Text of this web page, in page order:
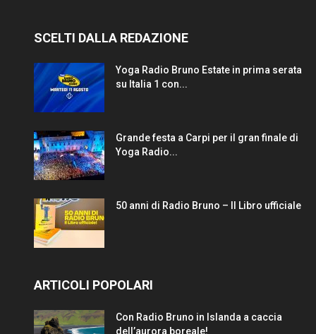
SCELTI DALLA REDAZIONE
Yoga Radio Bruno Estate in prima serata
su Italia 1 con...
Grande festa a Carpi per il gran finale di
Yoga Radio...
50 anni di Radio Bruno – Il Libro ufficiale
ARTICOLI POPOLARI
Con Radio Bruno in Islanda a caccia
dell’aurora boreale!